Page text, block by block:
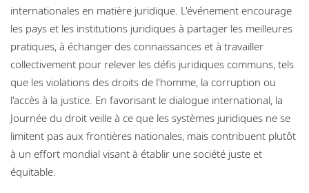
internationales en matière juridique. L'événement encourage
les pays et les institutions juridiques à partager les meilleures
pratiques, à échanger des connaissances et à travailler
collectivement pour relever les défis juridiques communs, tels
que les violations des droits de l'homme, la corruption ou
l'accès à la justice. En favorisant le dialogue international, la
Journée du droit veille à ce que les systèmes juridiques ne se
limitent pas aux frontières nationales, mais contribuent plutôt
à un effort mondial visant à établir une société juste et
équitable.